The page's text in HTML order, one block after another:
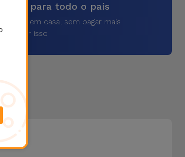
para todo o país
em casa, sem pagar mais
por isso